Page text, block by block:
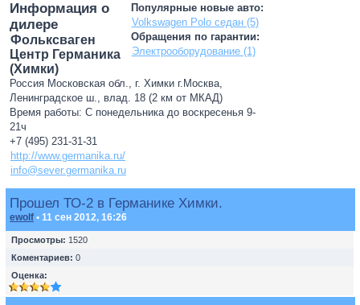
Популярные новые авто:
Volkswagen Polo седан (5)
Обращения по гарантии:
Электрооборудование (1)
Информация о
дилере
Фольксваген
Центр Германика
(Химки)
Россия Московская обл., г. Химки г.Москва,
Ленинградское ш., влад. 18 (2 км от МКАД)
Время работы: С понедельника до воскресенья 9-
21ч
+7 (495) 231-31-31
http://www.germanika.ru/
info@sever.germanika.ru
Прошел ТО-2 в Германике Химки.
ewolf • 11 сен 2012, 16:26
Просмотры: 1520
Коментариев: 0
Оценка: